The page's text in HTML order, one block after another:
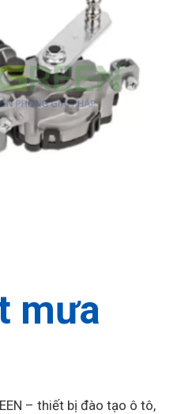
Lắp đặt sử dụng
mưa
– thiết bị đào tạo ô tô,